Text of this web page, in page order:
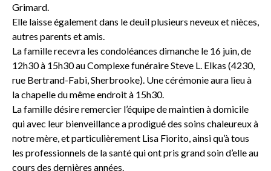
Grimard.
Elle laisse également dans le deuil plusieurs neveux et nièces,
autres parents et amis.
La famille recevra les condoléances dimanche le 16 juin, de
12h30 à 15h30 au Complexe funéraire Steve L. Elkas (4230,
rue Bertrand-Fabi, Sherbrooke). Une cérémonie aura lieu à
la chapelle du même endroit à 15h30.
La famille désire remercier l’équipe de maintien à domicile
qui avec leur bienveillance a prodigué des soins chaleureux à
notre mère, et particulièrement Lisa Fiorito, ainsi qu’à tous
les professionnels de la santé qui ont pris grand soin d’elle au
cours des dernières années.